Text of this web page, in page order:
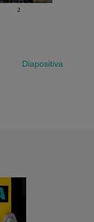
2
Diapositiva